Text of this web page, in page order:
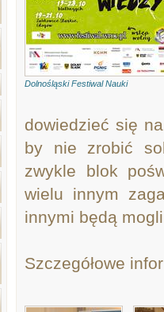
Dolnośląski Festiwal Nauki
dowiedzieć się
by nie zrobić
zwykle blok
wielu innym
innymi będą
Szczegółowe